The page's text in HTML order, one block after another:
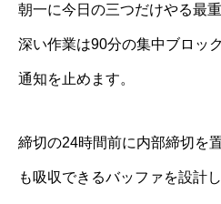
朝一に今日の三つだけやる最
深い作業は90分の集中ブロッ
通知を止めます。
締切の24時間前に内部締切を
も吸収できるバッファを設計し